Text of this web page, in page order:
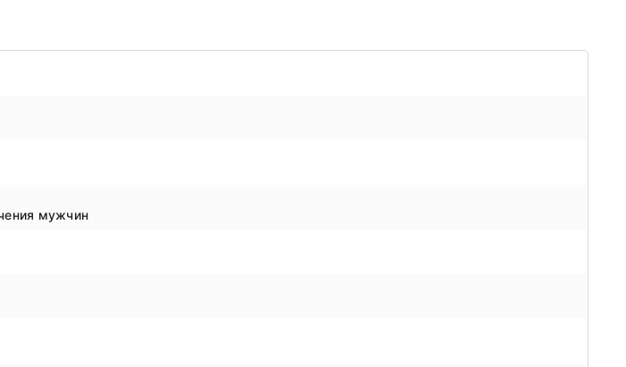
мужчин